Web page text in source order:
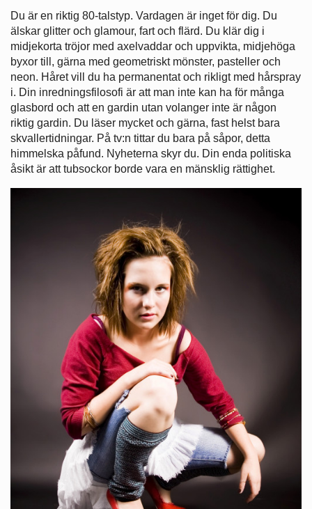
Du är en riktig 80-talstyp. Vardagen är inget för dig. Du
älskar glitter och glamour, fart och flärd. Du klär dig i
midjekorta tröjor med axelvaddar och uppvikta, midjehöga
byxor till, gärna med geometriskt mönster, pasteller och
neon. Håret vill du ha permanentat och rikligt med hårspray
i. Din inredningsfilosofi är att man inte kan ha för många
glasbord och att en gardin utan volanger inte är någon
riktig gardin. Du läser mycket och gärna, fast helst bara
skvallertidningar. På tv:n tittar du bara på såpor, detta
himmelska påfund. Nyheterna skyr du. Din enda politiska
åsikt är att tubsockor borde vara en mänsklig rättighet.